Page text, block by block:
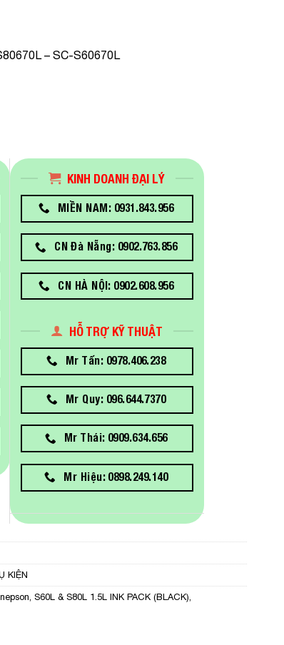
– SC-S60670L
INK PACK(BLACK) Dùng Cho Máy In Epson SureColor
KINH DOANH ĐẠI LÝ
MIỀN NAM: 0931.843.956
CN Đà Nẵng: 0902.763.856
CN HÀ NỘI: 0902.608.956
HỖ TRỢ KỸ THUẬT
Mr Tấn: 0978.406.238
Mr Quy: 096.644.7370
Mr Thái: 0909.634.656
Mr Hiệu: 0898.249.140
KIỆN
, S60L & S80L 1.5L INK PACK (BLACK),